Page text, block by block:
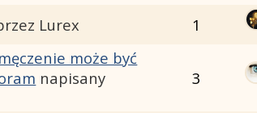
Lurex 1
może być
napisany
3